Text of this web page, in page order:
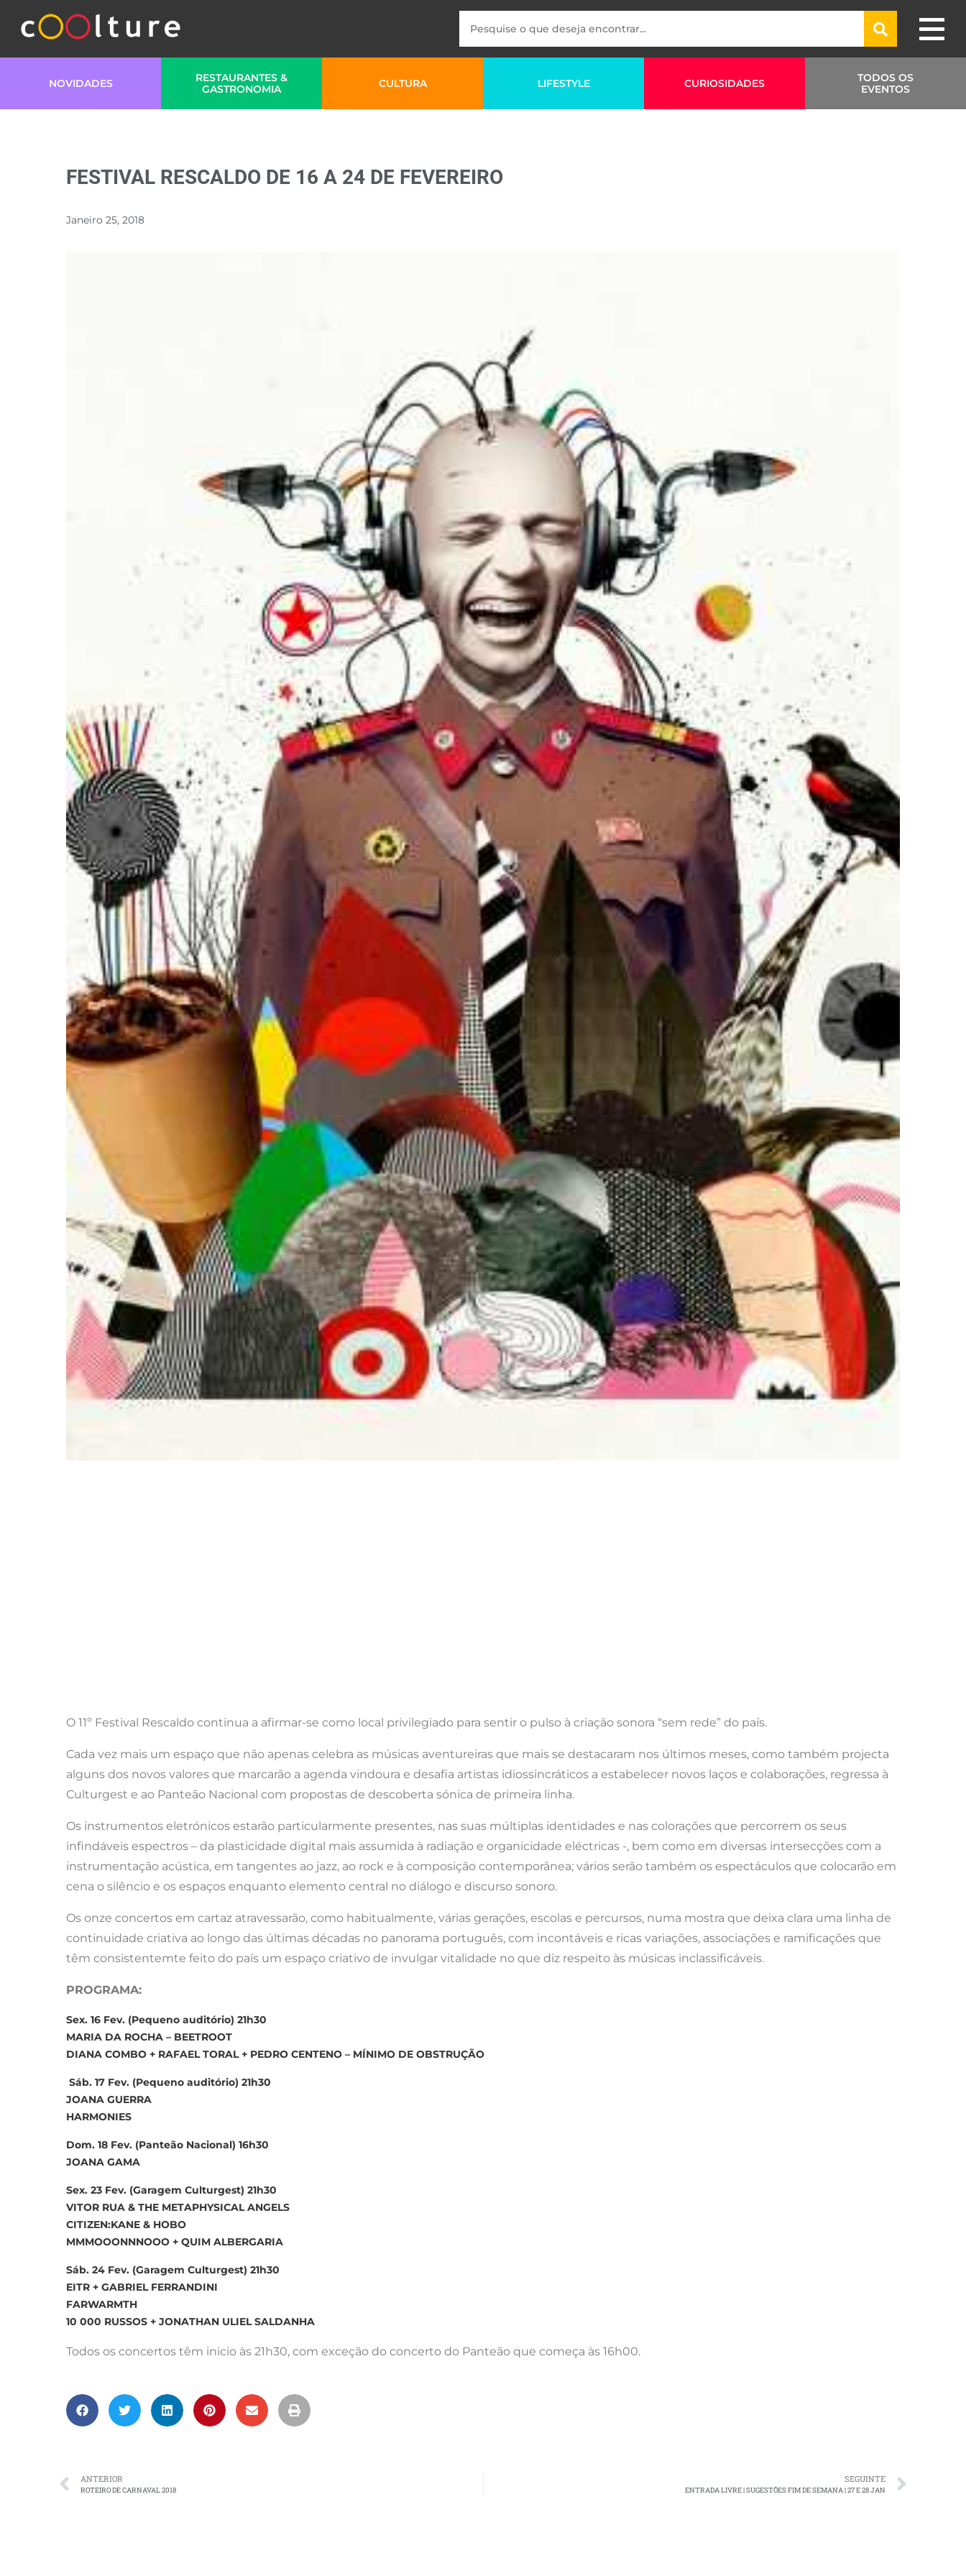
NOVIDADES
RESTAURANTES &
GASTRONOMIA
CULTURA LIFESTYLE CURIOSIDADES
TODOS OS
EVENTOS
FESTIVAL RESCALDO DE 16 A 24 DE FEVEREIRO
Janeiro 25, 2018
O 11º Festival Rescaldo continua a afirmar-se como local privilegiado para sentir o pulso à criação sonora “sem rede” do país.
Cada vez mais um espaço que não apenas celebra as músicas aventureiras que mais se destacaram nos últimos meses, como também projecta
alguns dos novos valores que marcarão a agenda vindoura e desafia artistas idiossincráticos a estabelecer novos laços e colaborações, regressa à
Culturgest e ao Panteão Nacional com propostas de descoberta sónica de primeira linha.
Os instrumentos eletrónicos estarão particularmente presentes, nas suas múltiplas identidades e nas colorações que percorrem os seus
infindáveis espectros – da plasticidade digital mais assumida à radiação e organicidade eléctricas -, bem como em diversas intersecções com a
instrumentação acústica, em tangentes ao jazz, ao rock e à composição contemporânea; vários serão também os espectáculos que colocarão em
cena o silêncio e os espaços enquanto elemento central no diálogo e discurso sonoro.
Os onze concertos em cartaz atravessarão, como habitualmente, várias gerações, escolas e percursos, numa mostra que deixa clara uma linha de
continuidade criativa ao longo das últimas décadas no panorama português, com incontáveis e ricas variações, associações e ramificações que
têm consistentemte feito do país um espaço criativo de invulgar vitalidade no que diz respeito às músicas inclassificáveis.
PROGRAMA:
Sex. 16 Fev. (Pequeno auditório) 21h30
MARIA DA ROCHA – BEETROOT
DIANA COMBO + RAFAEL TORAL + PEDRO CENTENO – MÍNIMO DE OBSTRUÇÃO
Sáb. 17 Fev. (Pequeno auditório) 21h30
JOANA GUERRA
HARMONIES
Dom. 18 Fev. (Panteão Nacional) 16h30
JOANA GAMA
Sex. 23 Fev. (Garagem Culturgest) 21h30
VITOR RUA & THE METAPHYSICAL ANGELS
CITIZEN:KANE & HOBO
MMMOOONNNOOO + QUIM ALBERGARIA
Sáb. 24 Fev. (Garagem Culturgest) 21h30
EITR + GABRIEL FERRANDINI
FARWARMTH
10 000 RUSSOS + JONATHAN ULIEL SALDANHA
Todos os concertos têm inicio às 21h30, com exceção do concerto do Panteão que começa às 16h00.
ANTERIOR
ROTEIRO DE CARNAVAL 2018
SEGUINTE
ENTRADA LIVRE | SUGESTÕES FIM DE SEMANA | 27 E 28 JAN